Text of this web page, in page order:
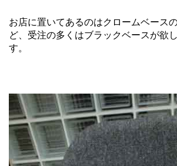
お店に置いてあるのはクロームベース
ど、受注の多くはブラックベースが欲
す。